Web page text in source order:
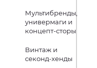
Мультибренды,
универмаги и
концепт-сторы
Винтаж и
секонд-хенды